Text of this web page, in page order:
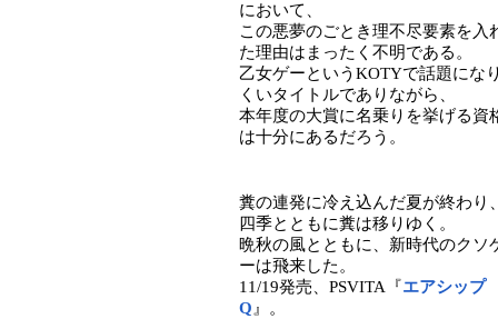
において、
この悪夢のごとき理不尽要素を入
た理由はまったく不明である。
乙女ゲーというKOTYで話題にな
くいタイトルでありながら、
本年度の大賞に名乗りを挙げる資
は十分にあるだろう。
糞の連発に冷え込んだ夏が終わり
四季とともに糞は移りゆく。
晩秋の風とともに、新時代のクソ
ーは飛来した。
11/19発売、PSVITA『エアシップ
Q 』。